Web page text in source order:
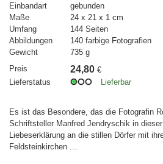
Einbandart
gebunden
Maße
24 x 21 x 1 cm
Umfang
144 Seiten
Abbildungen
140 farbige Fotografien
Gewicht
735 g
Preis
24,80 €
Lieferstatus
Lieferbar
Es ist das Besondere, das die Fotografin
Schriftsteller Manfred Jendryschik in
Liebeserklärung an die stillen Dörfer mit
Feldsteinkirchen ...